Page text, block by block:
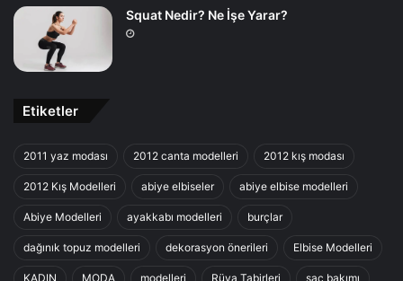
Squat Nedir? Ne İşe Yarar?
Etiketler
2011 yaz modası 2012 canta modelleri 2012 kış modası
2012 Kış Modelleri abiye elbiseler abiye elbise modelleri
Abiye Modelleri ayakkabı modelleri burçlar
dağınık topuz modelleri dekorasyon önerileri Elbise Modelleri
KADIN MODA modelleri Rüya Tabirleri saç bakımı